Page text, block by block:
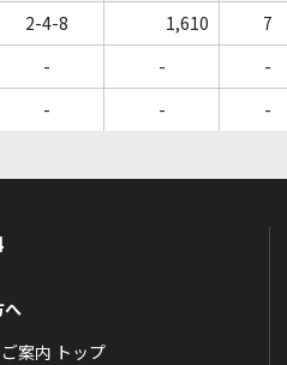
2-4-8
1,610 7
-
- -
-
- -
へ
案内 トップ